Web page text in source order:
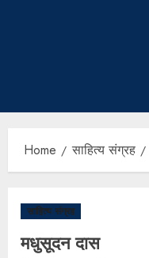
Home साहित्य संग्रह
साहित्य संग्रह
मधुसूदन दास